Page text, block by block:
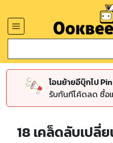
โอนย้ายอีบุ๊กไป
รับทันทีโค้ดลด ซื้อ
18 เคล็ดลับเปลี่